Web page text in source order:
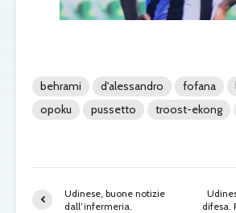
behrami d'alessandro fofana
opoku
pussetto troost-ekong
Udinese, buone notizie
dall’infermeria.
difesa.